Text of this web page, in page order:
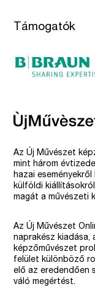
Támogatók
Az Új Művészet
mint három
hazai
külföldi
magát a művészeti
Az Új Művészet
naprakész kiadása,
képzőművészet
felület különböző
elő az eredendően
váló megértést.